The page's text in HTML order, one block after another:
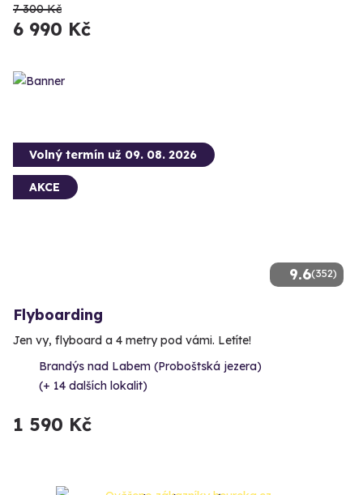
7 300 Kč
6 990 Kč
9.6(352)
Volný termín už 09. 08. 2026
AKCE
Flyboarding
Jen vy, flyboard a 4 metry pod vámi. Letíte!
Brandýs nad Labem (Proboštská jezera)
(+ 14 dalších lokalit)
1 590 Kč